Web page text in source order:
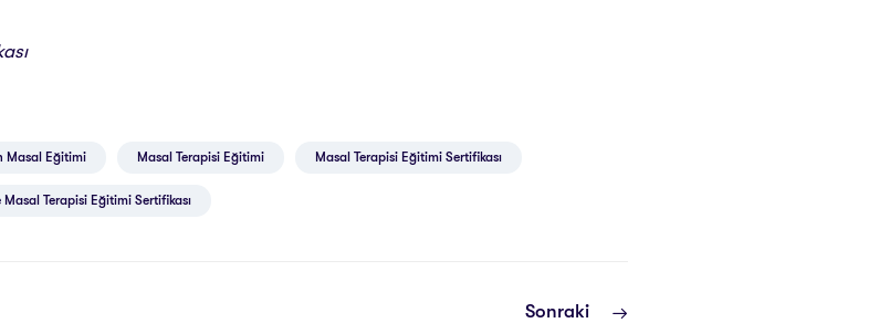
Masal Eğitimi Masal Terapisi Eğitimi Masal Terapisi Eğitimi Sertifikası
Terapisi Eğitimi Sertifikası
Sonraki